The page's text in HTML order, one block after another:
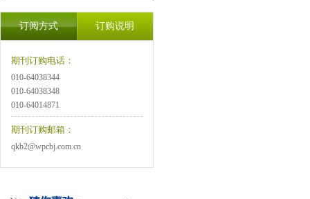
订阅方式 订购说明
期刊订购电话：
010-64038344
010-64038348
010-64014871
期刊订购邮箱：
qkb2@wpcbj.com.cn